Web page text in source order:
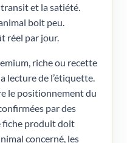
et la satiété.
boit peu.
réel par jour.
riche ou recette
lecture de l’étiquette.
le positionnement du
par des
fiche produit doit
concerné, les